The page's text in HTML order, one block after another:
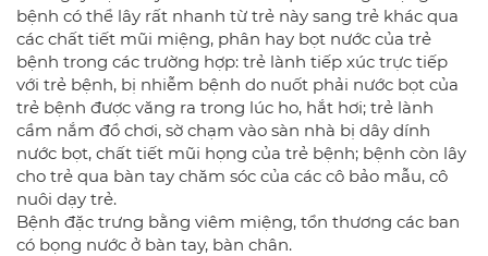
bệnh có thể lây rất nhanh từ trẻ này sang trẻ khác qua
các chất tiết mũi miệng, phân hay bọt nước của trẻ
bệnh trong các trường hợp: trẻ lành tiếp xúc trực tiếp
với trẻ bệnh, bị nhiễm bệnh do nuốt phải nước bọt của
trẻ bệnh được văng ra trong lúc ho, hắt hơi; trẻ lành
cầm nắm đồ chơi, sờ chạm vào sàn nhà bị dây dính
nước bọt, chất tiết mũi họng của trẻ bệnh; bệnh còn lây
cho trẻ qua bàn tay chăm sóc của các cô bảo mẫu, cô
nuôi dạy trẻ.
Bệnh đặc trưng bằng viêm miệng, tổn thương các ban
có bọng nước ở bàn tay, bàn chân.